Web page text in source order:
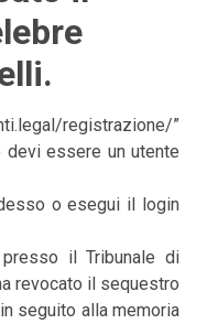
registrazione/”
devi essere un utente
o esegui il login
il Tribunale di
revocato il sequestro
seguito alla memoria